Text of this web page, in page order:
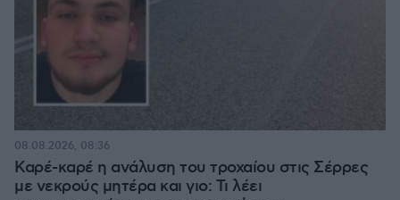
Καρέ-καρέ η ανάλυση του τροχαίου στις Σέρρες
με νεκρούς μητέρα και γιο: Τι λέει
08.08.2026, 08:36